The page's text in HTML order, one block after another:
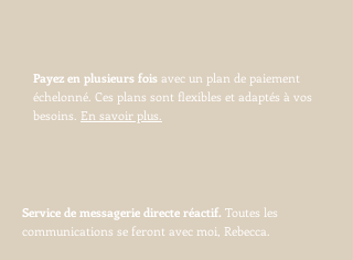
Payez en plusieurs fois avec un plan de paiement
échelonné. Ces plans sont flexibles et adaptés à vos
besoins. En savoir plus.
Service de messagerie directe réactif. Toutes les
communications se feront avec moi, Rebecca.